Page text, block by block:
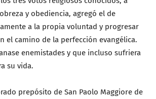
y obediencia, agregó el de
a la propia voluntad y progresar
el camino de la perfección evangélica.
enemistades y que incluso sufriera
su vida.
prepósito de San Paolo Maggiore de